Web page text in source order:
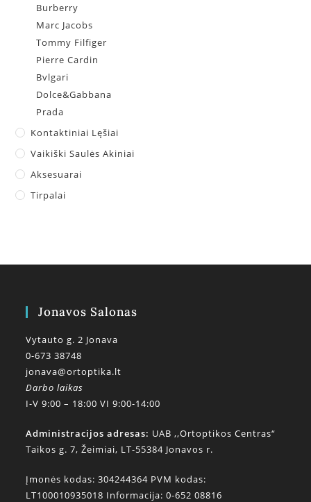
Burberry
Marc Jacobs
Tommy Filfiger
Pierre Cardin
Bvlgari
Dolce&Gabbana
Prada
Kontaktiniai Lęšiai
Vaikiški Saulės Akiniai
Aksesuarai
Tirpalai
Jonavos Salonas
Vytauto g. 2 Jonava
0-673 38748
jonava@ortoptika.lt
Darbo laikas
I-V 9:00 – 18:00 VI 9:00-14:00
Administracijos adresas: UAB ,,Ortoptikos Centras“
Taikos g. 7, Žeimiai, LT-55384 Jonavos r.
Įmonės kodas: 304244364 PVM kodas:
LT100010935018 Informacija: 0-652 08816